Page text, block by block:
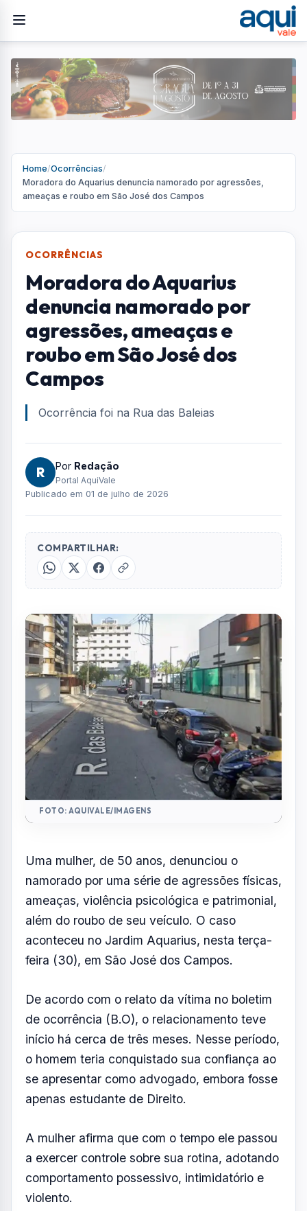
Ocorrências
Moradora do Aquarius denuncia namorado por agressões,
ameaças e roubo em São José dos Campos
OCORRÊNCIAS
Moradora do Aquarius
denuncia namorado por
agressões, ameaças e
roubo em São José dos
Ocorrência foi na Rua das Baleias
R PorRedação
Portal AquiVale
Publicado em 01 de julho de 2026
COMPARTILHAR:
FOTO: AQUIVALE/IMAGENS
Uma mulher, de 50 anos, denunciou o
namorado por uma série de agressões físicas,
além do roubo de seu veículo. O caso
aconteceu no Jardim Aquarius, nesta terça-
feira (30), em São José dos Campos.